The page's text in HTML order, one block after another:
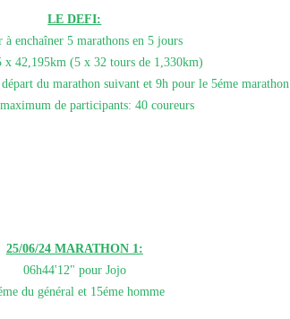
LE DEFI:
à enchaîner 5 marathons en 5 jours
x 42,195km (5 x 32 tours de 1,330km)
du marathon suivant et 9h pour le 5éme marathon
de participants: 40 coureurs
25/06/24 MARATHON 1:
06h44'12" pour Jojo
du général et 15éme homme